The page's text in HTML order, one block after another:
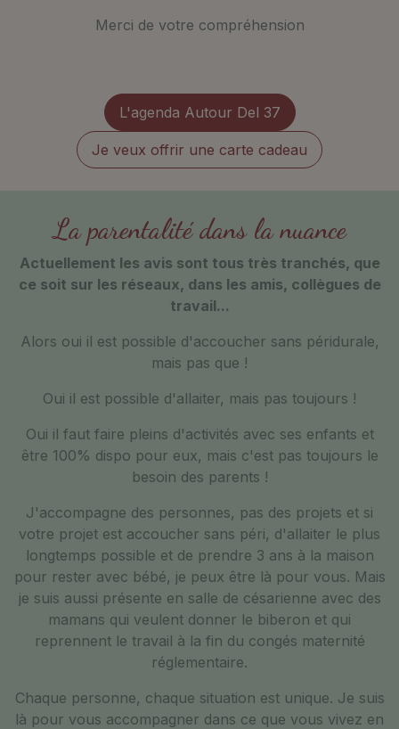
Merci de votre compréhension
L'agenda Autour Del 37
Je veux offrir une carte cadeau
La parentalité dans la nuance
Actuellement les avis sont tous très tranchés, que
ce soit sur les réseaux, dans les amis, collègues de
travail...
Alors oui il est possible d'accoucher sans péridurale,
mais pas que !
Oui il est possible d'allaiter, mais pas toujours !
Oui il faut faire pleins d'activités avec ses enfants et
être 100% dispo pour eux, mais c'est pas toujours le
besoin des parents !
J'accompagne des personnes, pas des projets et si
votre projet est accoucher sans péri, d'allaiter le plus
longtemps possible et de prendre 3 ans à la maison
pour rester avec bébé, je peux être là pour vous. Mais
je suis aussi présente en salle de césarienne avec des
mamans qui veulent donner le biberon et qui
reprennent le travail à la fin du congés maternité
réglementaire.
Chaque personne, chaque situation est unique. Je suis
là pour vous accompagner dans ce que vous vivez en